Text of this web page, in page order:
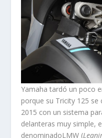
Yamaha tardó un poco
porque su Tricity 125
2015 con un sistema
delanteras muy simple,
denominadoLMW (